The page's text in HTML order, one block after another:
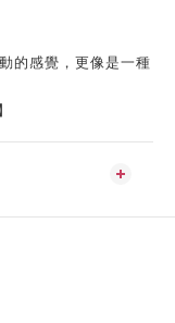
的感覺，更像是一種